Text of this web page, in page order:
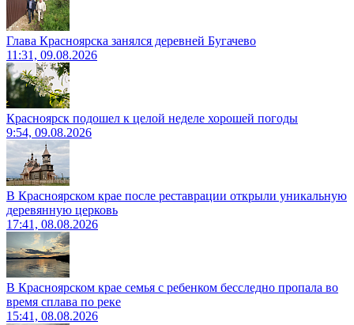
Глава Красноярска занялся деревней Бугачево
11:31, 09.08.2026
Красноярск подошел к целой неделе хорошей погоды
9:54, 09.08.2026
В Красноярском крае после реставрации открыли уникальную
деревянную церковь
17:41, 08.08.2026
В Красноярском крае семья с ребенком бесследно пропала во
время сплава по реке
15:41, 08.08.2026